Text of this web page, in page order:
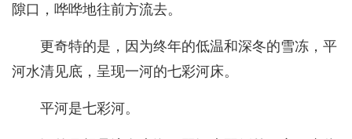
隙口，哗哗地往前方流去。
更奇特的是，因为终年的低温和深冬的雪冻，平
河水清见底，呈现一河的七彩河床。
平河是七彩河。